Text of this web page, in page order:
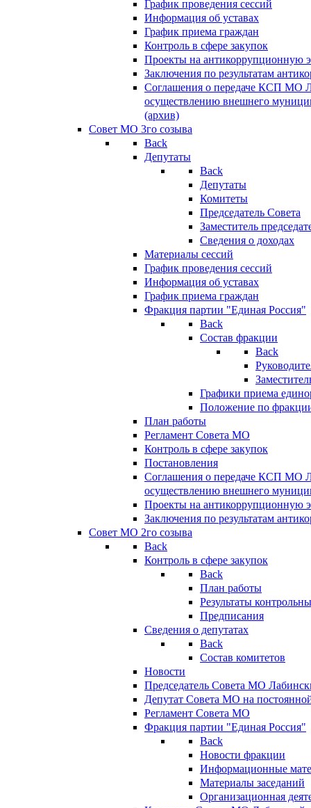
График проведения сессий
Информация об уставах
График приема граждан
Контроль в сфере закупок
Проекты на антикоррупционную
Заключения по результатам
Соглашения о передаче КСП МО
осуществлению внешнего
(архив)
Совет МО 3го созыва
Back
Депутаты
Back
Депутаты
Комитеты
Председатель Совета
Заместитель
Сведения о доходах
Материалы сессий
График проведения сессий
Информация об уставах
График приема граждан
Фракция партии "Единая Россия"
Back
Состав фракции
Back
Графики приема
Положение по
План работы
Регламент Совета МО
Контроль в сфере закупок
Постановления
Соглашения о передаче КСП МО
осуществлению внешнего
Проекты на антикоррупционную
Заключения по результатам
Совет МО 2го созыва
Back
Контроль в сфере закупок
Back
План работы
Результаты
Предписания
Сведения о депутатах
Back
Состав комитетов
Новости
Председатель Совета МО
Депутат Совета МО на
Регламент Совета МО
Фракция партии "Единая Россия"
Back
Новости фракции
Информационные
Материалы заседаний
Организационная